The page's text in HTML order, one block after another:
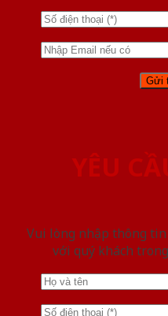
YÊU
Vui lòng nhập thông
với quý khách